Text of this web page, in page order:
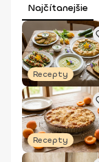
Najčítanejšie
Recepty
Recepty